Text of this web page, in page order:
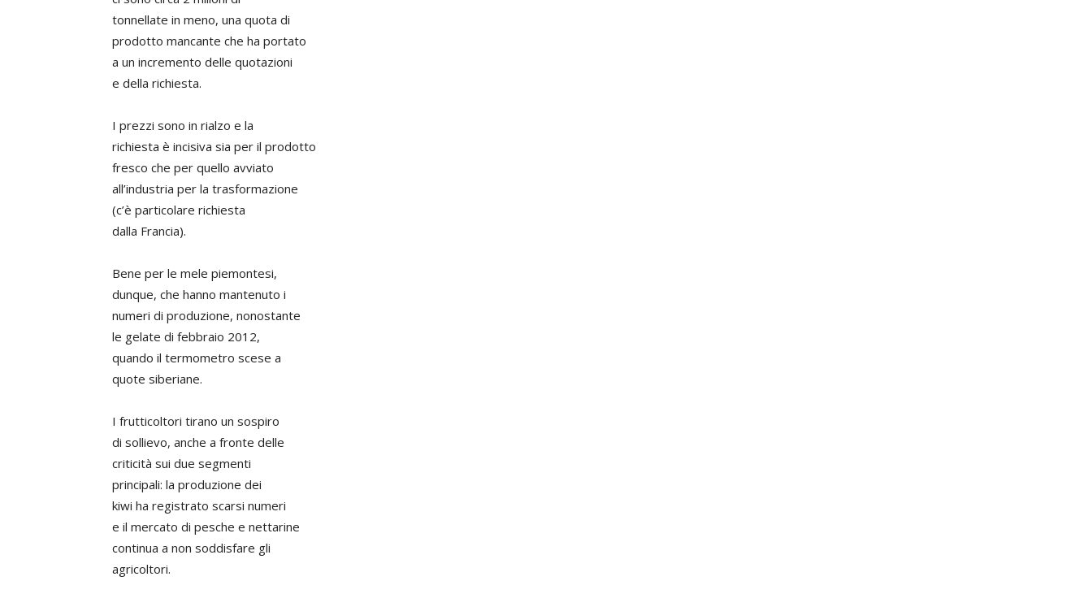
tonnellate in meno, una quota di
prodotto mancante che ha portato
a un incremento delle quotazioni
e della richiesta.
I prezzi sono in rialzo e la
richiesta è incisiva sia per il prodotto
fresco che per quello avviato
all’industria per la trasformazione
(c’è particolare richiesta
dalla Francia).
Bene per le mele piemontesi,
dunque, che hanno mantenuto i
numeri di produzione, nonostante
le gelate di febbraio 2012,
quando il termometro scese a
quote siberiane.
I frutticoltori tirano un sospiro
di sollievo, anche a fronte delle
criticità sui due segmenti
principali: la produzione dei
kiwi ha registrato scarsi numeri
e il mercato di pesche e nettarine
continua a non soddisfare gli
agricoltori.